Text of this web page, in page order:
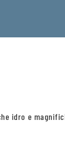
idro e